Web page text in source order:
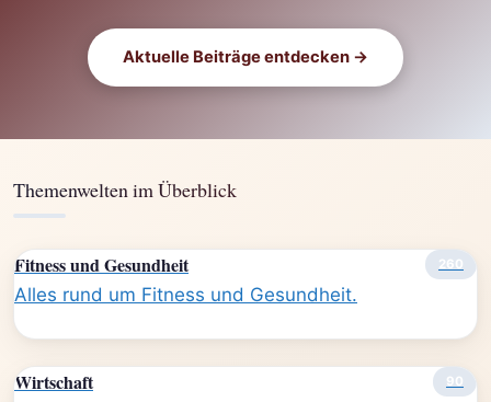
Aktuelle Beiträge entdecken →
Themenwelten im Überblick
Fitness und Gesundheit 260
Alles rund um Fitness und Gesundheit.
Wirtschaft 90